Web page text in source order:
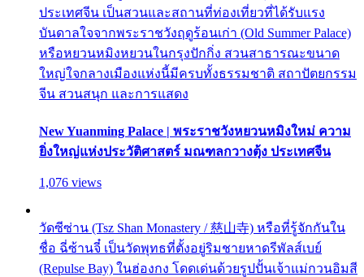
ประเทศจีน เป็นสวนและสถานที่ท่องเที่ยวที่ได้รับแรง
บันดาลใจจากพระราชวังฤดูร้อนเก่า (Old Summer Palace)
หรือหยวนหมิงหยวนในกรุงปักกิ่ง สวนสาธารณะขนาด
ใหญ่ใจกลางเมืองแห่งนี้มีครบทั้งธรรมชาติ สถาปัตยกรรม
จีน สวนสนุก และการแสดง
New Yuanming Palace | พระราชวังหยวนหมิงใหม่ ความ
ยิ่งใหญ่แห่งประวัติศาสตร์ มณฑลกวางตุ้ง ประเทศจีน
1,076 views
วัดซีซ่าน (Tsz Shan Monastery / 慈山寺) หรือที่รู้จักกันใน
ชื่อ ฉี่ซ้านจี๋ เป็นวัดพุทธที่ตั้งอยู่ริมชายหาดรีพัลส์เบย์
(Repulse Bay) ในฮ่องกง โดดเด่นด้วยรูปปั้นเจ้าแม่กวนอิมสี